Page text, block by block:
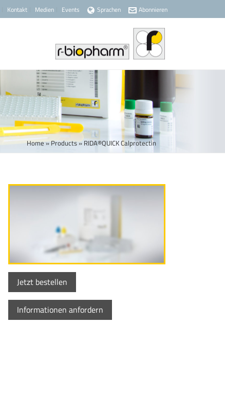
Kontakt Medien Events Sprachen Abonnieren
Home»Products» RIDA®QUICK Calprotectin
Jetzt bestellen
Informationen anfordern